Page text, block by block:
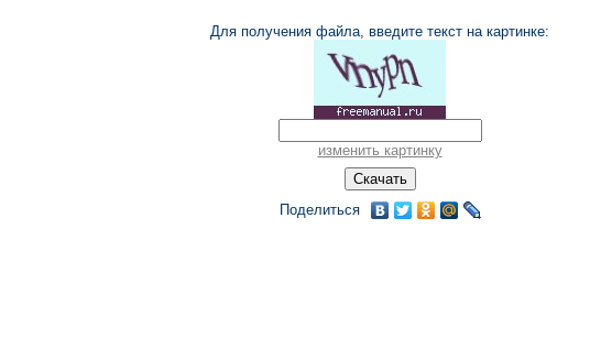
Для получения файла, введите текст на картинке:
изменить картинку
Поделиться